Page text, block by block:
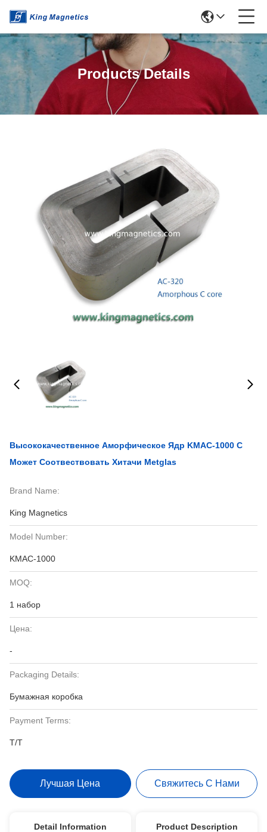
Products Details
Высококачественное Аморфическое Ядр KMAC-1000 C
Может Соотвествовать Хитачи Metglas
Brand Name:
King Magnetics
Model Number:
KMAC-1000
MOQ:
1 набор
Цена:
-
Packaging Details:
Бумажная коробка
Payment Terms:
T/T
Лучшая Цена Свяжитесь С Нами
Detail Information Product Description